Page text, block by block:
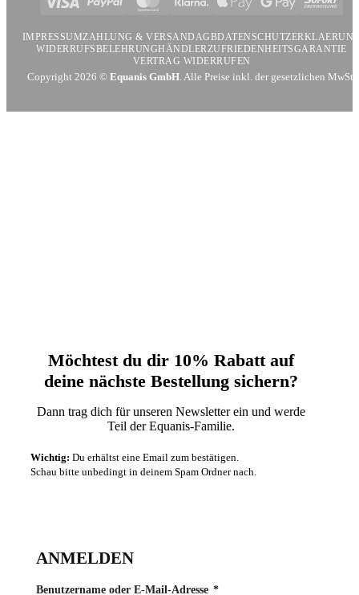
Visa PayPal MasterCardKlarna
Apple
Google
Sofort
IMPRESSUMZAHLUNG & VERSAND AGB
WIDERRUFSBELEHRUNGHÄNDLER ZUFRIEDENHEITSGARANTIE
VERTRAG WIDERRUFEN
Copyright 2026 © Equanis GmbH . Alle Preise inkl. der gesetzlichen MwSt.
Möchtest du dir 10% Rabatt auf
deine nächste‬ Bestellung sichern?‬
Dann trag dich für unseren Newsletter ein und werde
Teil der Equanis-Familie.‬
Wichtig: Du erhältst eine Email zum bestätigen.
Schau bitte unbedingt in deinem Spam Ordner nach.
ANMELDEN
Benutzername oder E-Mail-Adresse *Erforderlich